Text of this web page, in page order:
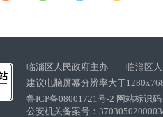
临淄区人民政府主办 临淄区人
建议电脑屏幕分辨率大于
鲁ICP备08001721号-2 网站标识
公安机关备案号：